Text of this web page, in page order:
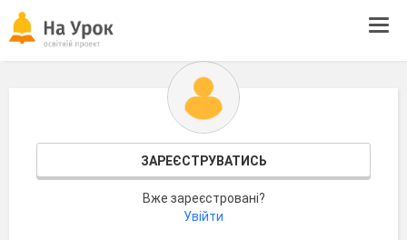
ЗАРЕЄСТРУВАТИСЬ
Вже зареєстровані?
Увійти